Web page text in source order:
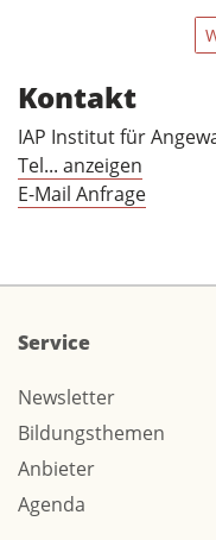
Kontakt
IAP Institut für
Tel... anzeigen
E-Mail Anfrage
Service
Newsletter
Bildungsthemen
Anbieter
Agenda